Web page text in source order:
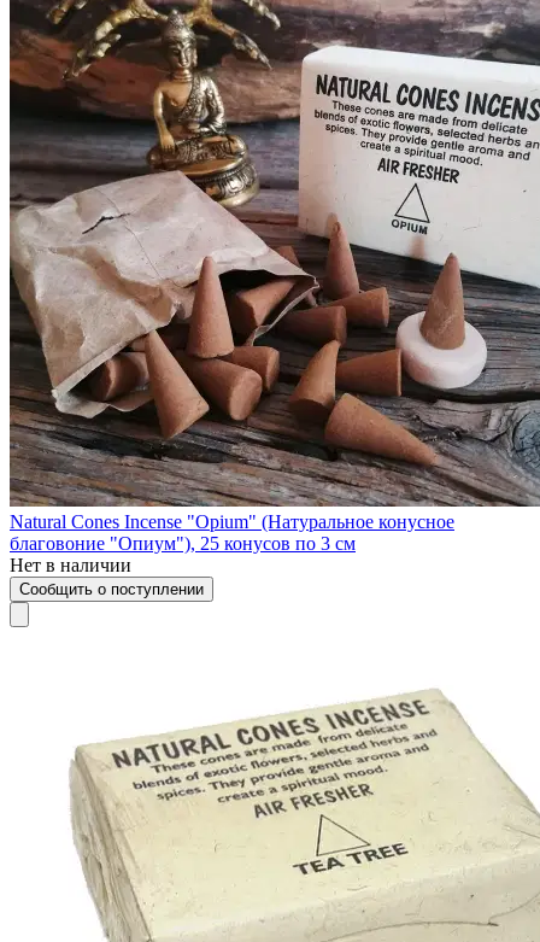
Natural Cones Incense "Opium" (Натуральное конусное
благовоние "Опиум"), 25 конусов по 3 см
Нет в наличии
Сообщить о поступлении